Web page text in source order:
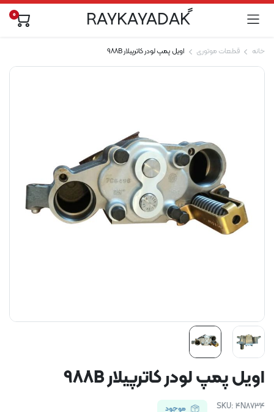
ًRAYKAYADAK 0
خانه قطعات موتوری اویل پمپ لودر کاترپیلار 988B
اویل پمپ لودر کاترپیلار 988B
SKU: 4N8734 موجود